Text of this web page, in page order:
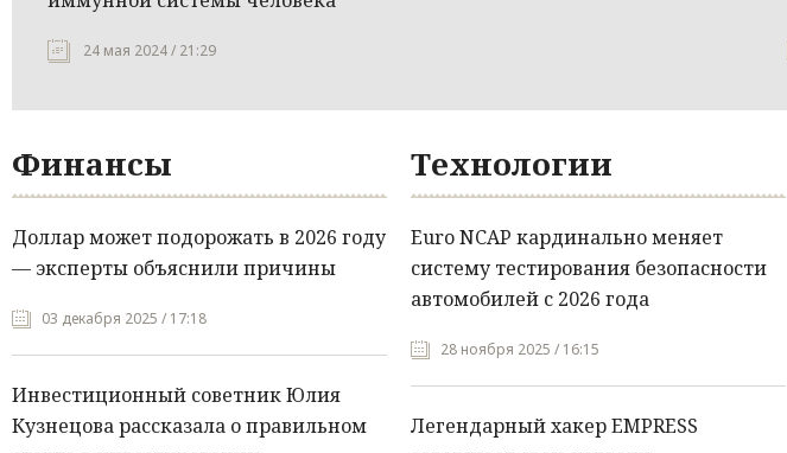
24 мая 2024 / 21:29
Финансы
Доллар может подорожать в 2026 году
— эксперты объяснили причины
03 декабря 2025 / 17:18
Инвестиционный советник Юлия
Кузнецова рассказала о правильном
Технологии
Euro NCAP кардинально меняет
систему тестирования безопасности
автомобилей с 2026 года
28 ноября 2025 / 16:15
Легендарный хакер EMPRESS